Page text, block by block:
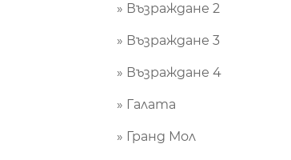
» Възраждане 2
» Възраждане 3
» Възраждане 4
» Галата
» Гранд Мол